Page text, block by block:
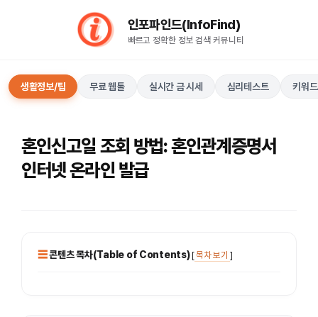
인포파인드(InfoFind)​​​​
빠르고 정확한 정보 검색 커뮤니티
생활정보/팁 무료 웹툴 실시간 금 시세 심리테스트 키워
혼인신고일 조회 방법: 혼인관계증명서
인터넷 온라인 발급
콘텐츠 목차(Table of Contents)[목차 보기 ]